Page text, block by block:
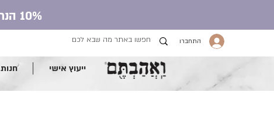
10% הנחה על כל חנות העונג עם קוד קופון ve.ahavtem
התחברו
ייעוץ אישי חנות